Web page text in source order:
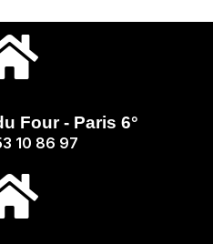
Four - Paris 6°
10 86 97